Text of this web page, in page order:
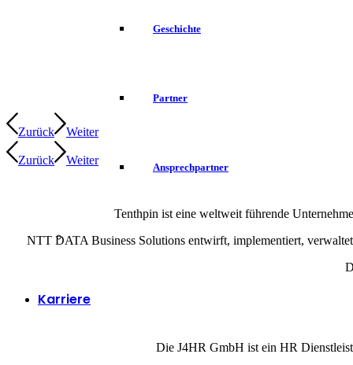
Geschichte
Partner
Ansprechpartner
Karriere
Zurück Weiter
Zurück Weiter
Tenthpin ist eine weltweit führende
NTT DATA Business Solutions entwirft, implementiert,
Die J4HR GmbH ist ein HR